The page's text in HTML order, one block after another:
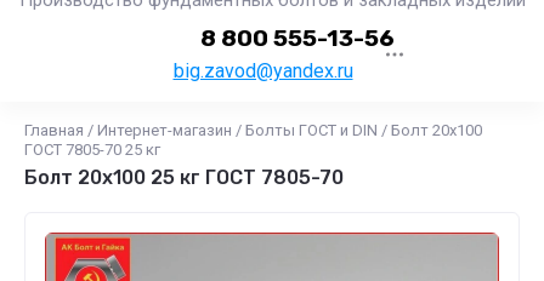
big.zavod@yandex.ru
8 800 555-13-56
Главная / Интернет-магазин / Болты ГОСТ и DIN / Болт 20х100
ГОСТ 7805-70 25 кг
Болт 20х100 25 кг ГОСТ 7805-70